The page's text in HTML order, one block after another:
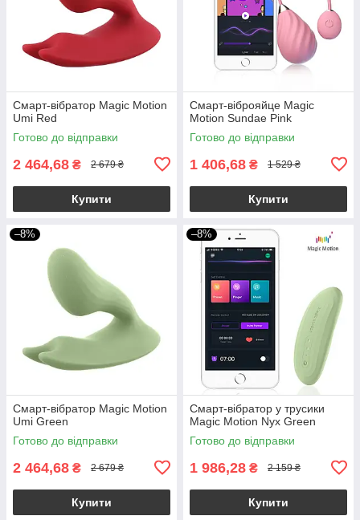
Смарт-вібратор Magic Motion
Umi Red
Готово до відправки
2 464,68 ₴ 2 679 ₴
Купити
Смарт-віброяйце Magic
Motion Sundae Pink
Готово до відправки
1 406,68 ₴ 1 529 ₴
Купити
–8%
Смарт-вібратор Magic Motion
Umi Green
Готово до відправки
2 464,68 ₴ 2 679 ₴
Купити
–8%
Смарт-вібратор у трусики
Magic Motion Nyx Green
Готово до відправки
1 986,28 ₴ 2 159 ₴
Купити